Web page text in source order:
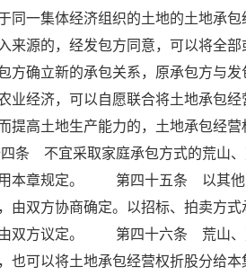
同一集体经济组织的土地的土地
来源的，经发包方同意，可以将全
方确立新的承包关系，原承包方
业经济，可以自愿联合将土地承
而提高土地生产能力的，土地承包
不宜采取家庭承包方式的荒山、
本章规定。 第四十五条 以其他
由双方协商确定。以招标、拍卖方
双方议定。 第四十六条 荒山、
也可以将土地承包经营权折股分给